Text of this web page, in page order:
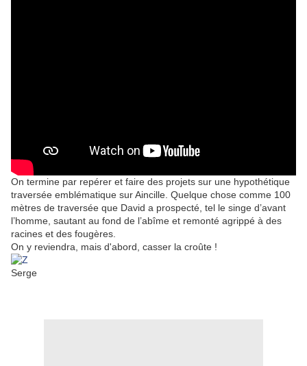
On termine par repérer et faire des projets sur une hypothétique
traversée emblématique sur Aincille. Quelque chose comme 100
mètres de traversée que David a prospecté, tel le singe d’avant
l’homme, sautant au fond de l’abîme et remonté agrippé à des
racines et des fougères.
On y reviendra, mais d'abord, casser la croûte !
Serge